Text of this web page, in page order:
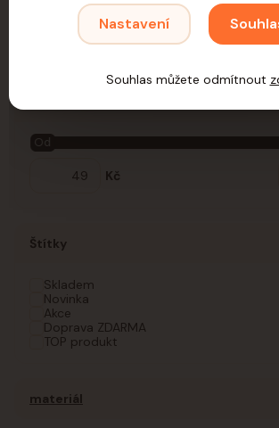
Hlodavci Hračky Hračky dle materiálu
Travní
Kč
Od
Štítky
Skladem
Novinka
Akce
Doprava ZDARMA
TOP produkt
materiál
Nastavení
Souhlas můžete odmítnout